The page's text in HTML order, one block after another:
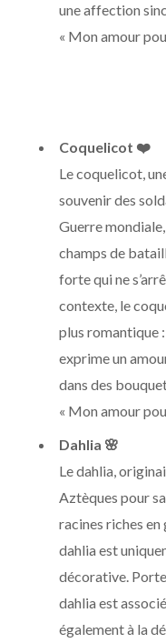
une affection
« Mon amour
Coquelicot ❤️
Le coquelicot,
souvenir des
Guerre
champs de
forte qui ne
contexte, le
plus romantique :
exprime un
dans des
« Mon amour
Dahlia 🌸
Le dahlia,
Aztèques pour
racines riches en
dahlia est
décorative.
dahlia est
également à la